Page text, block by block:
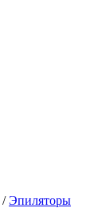
/Эпиляторы